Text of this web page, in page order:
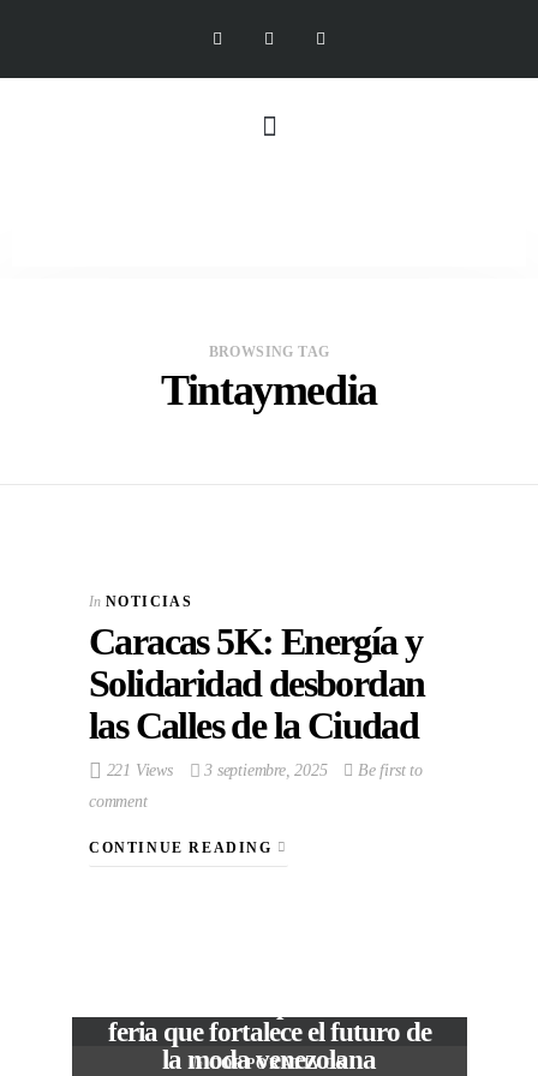
BROWSING TAG
Tintaymedia
In NOTICIAS
Caracas 5K: Energía y
Solidaridad desbordan
las Calles de la Ciudad
221 Views 3 septiembre, 2025
Be first to
comment
CONTINUE READING
In CORPORATIVOS
feria que fortalece el futuro de
la moda venezolana